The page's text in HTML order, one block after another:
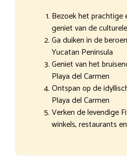
Bezoek het prachtige
geniet van de
Ga duiken in de
Yucatan Peninsula
Geniet van het
Playa del Carmen
Ontspan op de
Playa del Carmen
Verken de levendige
winkels, restaurants